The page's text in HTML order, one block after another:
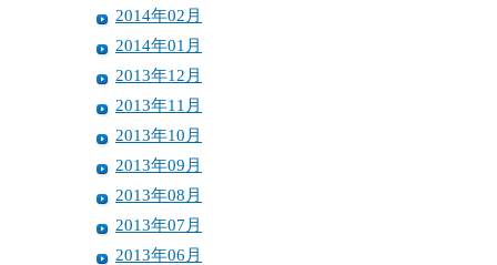
2014年02月
2014年01月
2013年12月
2013年11月
2013年10月
2013年09月
2013年08月
2013年07月
2013年06月